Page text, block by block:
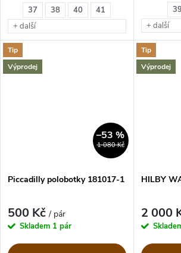
37 38 40
41
+ další
+ další
Tip
Výprodej
1 080 Kč
–53 %
Piccadilly polobotky 181017-1
500 Kč/ pár
Skladem 1 pár
Tip
Výprodej
HILBY
2 000